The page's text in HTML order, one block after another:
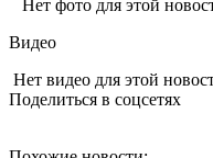
Нет фото для этой
Видео
Нет видео для этой
Поделиться в соцсетях